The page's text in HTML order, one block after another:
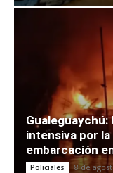
intensiva por
embarcación
Policiales 8 de